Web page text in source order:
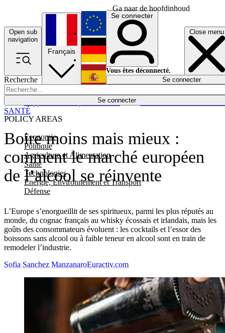
Ga naar de hoofdinhoud
Open sub
navigation
Close menu
Recherche
Se connecter
POLICY AREAS
Economie
Politique
Agriculture et Alimentation
Santé
Technologies
Energie, Environnement et Transport
Défense
Économie
Français
English
Deutsch
Español
Se connecter
Vous êtes déconnecté.
Se connecter
Boire moins mais mieux :
comment le marché européen
de l’alcool se réinvente
L’Europe s’enorgueillit de ses spiritueux, parmi les plus réputés au
monde, du cognac français au whisky écossais et irlandais, mais les
goûts des consommateurs évoluent : les cocktails et l’essor des
boissons sans alcool ou à faible teneur en alcool sont en train de
remodeler l’industrie.
SANTÉ
Sofia Sanchez ManzanaroEuractiv.com